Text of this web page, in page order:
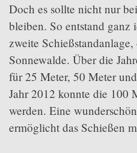
Doch es sollte nicht nur
bleiben. So entstand ganz
zweite
Sonnewalde. Über die
für 25 Meter, 50 Meter
Jahr 2012 konnte die 100
werden. Eine
ermöglicht das Schießen